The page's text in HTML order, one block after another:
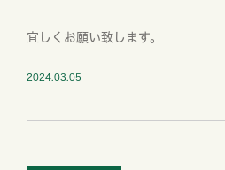
宜しくお願い致します。
2024.03.05